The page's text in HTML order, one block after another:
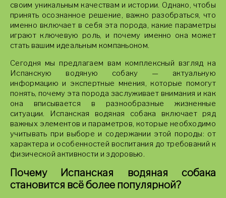
своим уникальным качествам и истории. Однако, чтобы
принять осознанное решение, важно разобраться, что
именно включает в себя эта порода, какие параметры
играют ключевую роль, и почему именно она может
стать вашим идеальным компаньоном.
Сегодня мы предлагаем вам комплексный взгляд на
Испанскую водяную собаку — актуальную
информацию и экспертные мнения, которые помогут
понять, почему эта порода заслуживает внимания и как
она вписывается в разнообразные жизненные
ситуации. Испанская водяная собака включает ряд
важных элементов и параметров, которые необходимо
учитывать при выборе и содержании этой породы: от
характера и особенностей воспитания до требований к
физической активности и здоровью.
Почему Испанская водяная собака
становится всё более популярной?